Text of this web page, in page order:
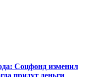
Соцфонд изменил
придут деньги